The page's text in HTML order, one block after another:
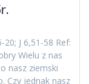
J 6,51-58 Ref:
Wielu z nas
nasz ziemski
Czy jednak nasz